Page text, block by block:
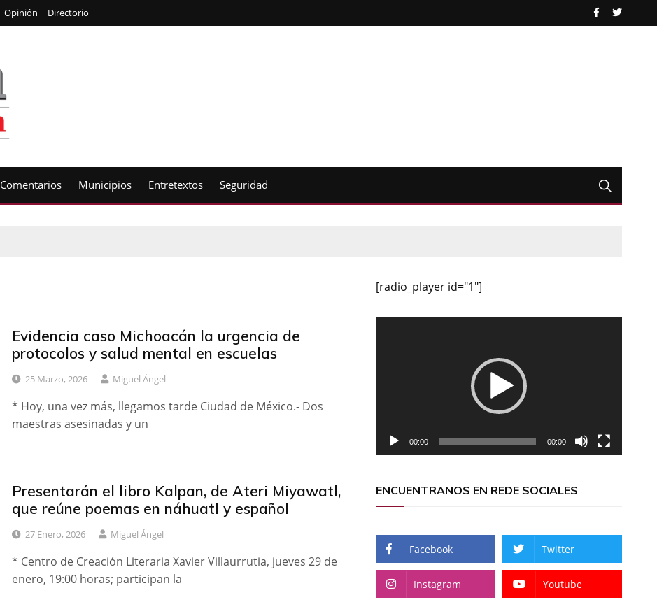
Opinión Directorio
Comentarios Municipios Entretextos Seguridad
Evidencia caso Michoacán la urgencia de
protocolos y salud mental en escuelas
25 Marzo, 2026 Miguel Ángel
* Hoy, una vez más, llegamos tarde Ciudad de México.- Dos
maestras asesinadas y un
Presentarán el libro Kalpan, de Ateri Miyawatl,
que reúne poemas en náhuatl y español
27 Enero, 2026 Miguel Ángel
* Centro de Creación Literaria Xavier Villaurrutia, jueves 29 de
enero, 19:00 horas; participan la
[radio_player id="1"]
00:00 00:00
ENCUENTRANOS EN REDE SOCIALES
Facebook Twitter
Instagram Youtube